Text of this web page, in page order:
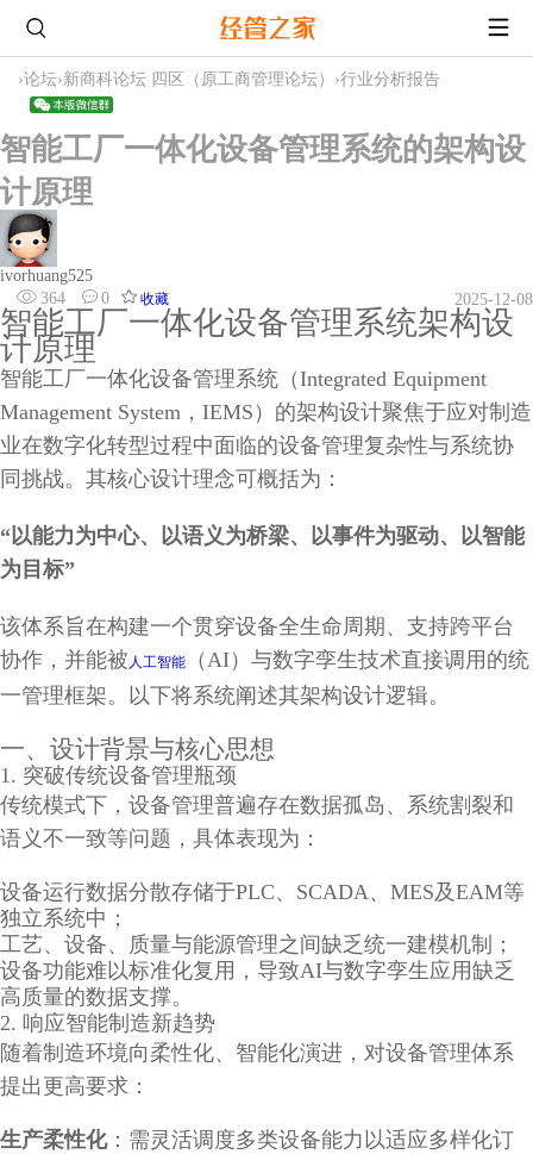
›论坛›新商科论坛 四区（原工商管理论坛） ›行业分析报告
智能工厂一体化设备管理系统的架构设
计原理
ivorhuang525
364
0 收藏 2025-12-08
智能工厂一体化设备管理系统架构设
计原理
智能工厂一体化设备管理系统（Integrated Equipment
Management System，IEMS）的架构设计聚焦于应对制造
业在数字化转型过程中面临的设备管理复杂性与系统协
同挑战。其核心设计理念可概括为：
“以能力为中心、以语义为桥梁、以事件为驱动、以智能
为目标”
该体系旨在构建一个贯穿设备全生命周期、支持跨平台
协作，并能被 人工智能
（AI）与数字孪生技术直接调用的统
一管理框架。以下将系统阐述其架构设计逻辑。
一、设计背景与核心思想
1. 突破传统设备管理瓶颈
传统模式下，设备管理普遍存在数据孤岛、系统割裂和
语义不一致等问题，具体表现为：
设备运行数据分散存储于PLC、SCADA、MES及EAM等
独立系统中；
工艺、设备、质量与能源管理之间缺乏统一建模机制；
设备功能难以标准化复用，导致AI与数字孪生应用缺乏
高质量的数据支撑。
2. 响应智能制造新趋势
随着制造环境向柔性化、智能化演进，对设备管理体系
提出更高要求：
生产柔性化：需灵活调度多类设备能力以适应多样化订